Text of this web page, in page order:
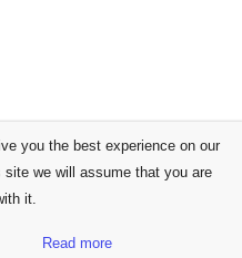
you the best experience on our
we will assume that you are
it.
Read more